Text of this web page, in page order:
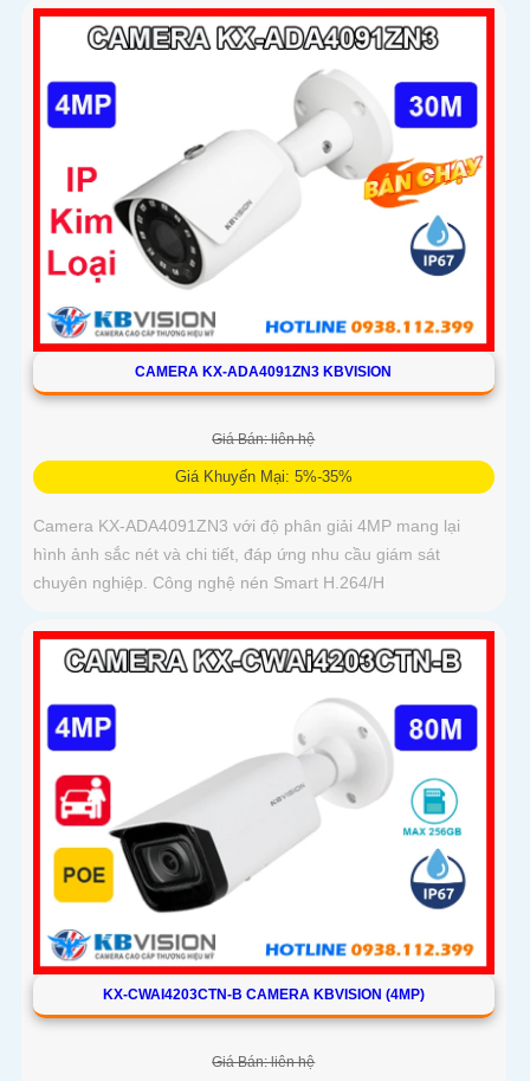
CAMERA KX-ADA4091ZN3 KBVISION
Giá Bán: liên hệ
Giá Khuyến Mại: 5%-35%
Camera KX-ADA4091ZN3 với độ phân giải 4MP mang lại
hình ảnh sắc nét và chi tiết, đáp ứng nhu cầu giám sát
chuyên nghiệp. Công nghệ nén Smart H.264/H
KX-CWAI4203CTN-B CAMERA KBVISION (4MP)
Giá Bán: liên hệ